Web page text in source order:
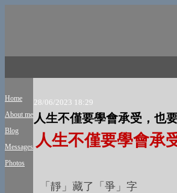
Home
About me
Blog
Messages
Photos
28/06/2023 18:29
人生不僅要學會承受，也
人生不僅要學會承
「靜」藏了「爭」字